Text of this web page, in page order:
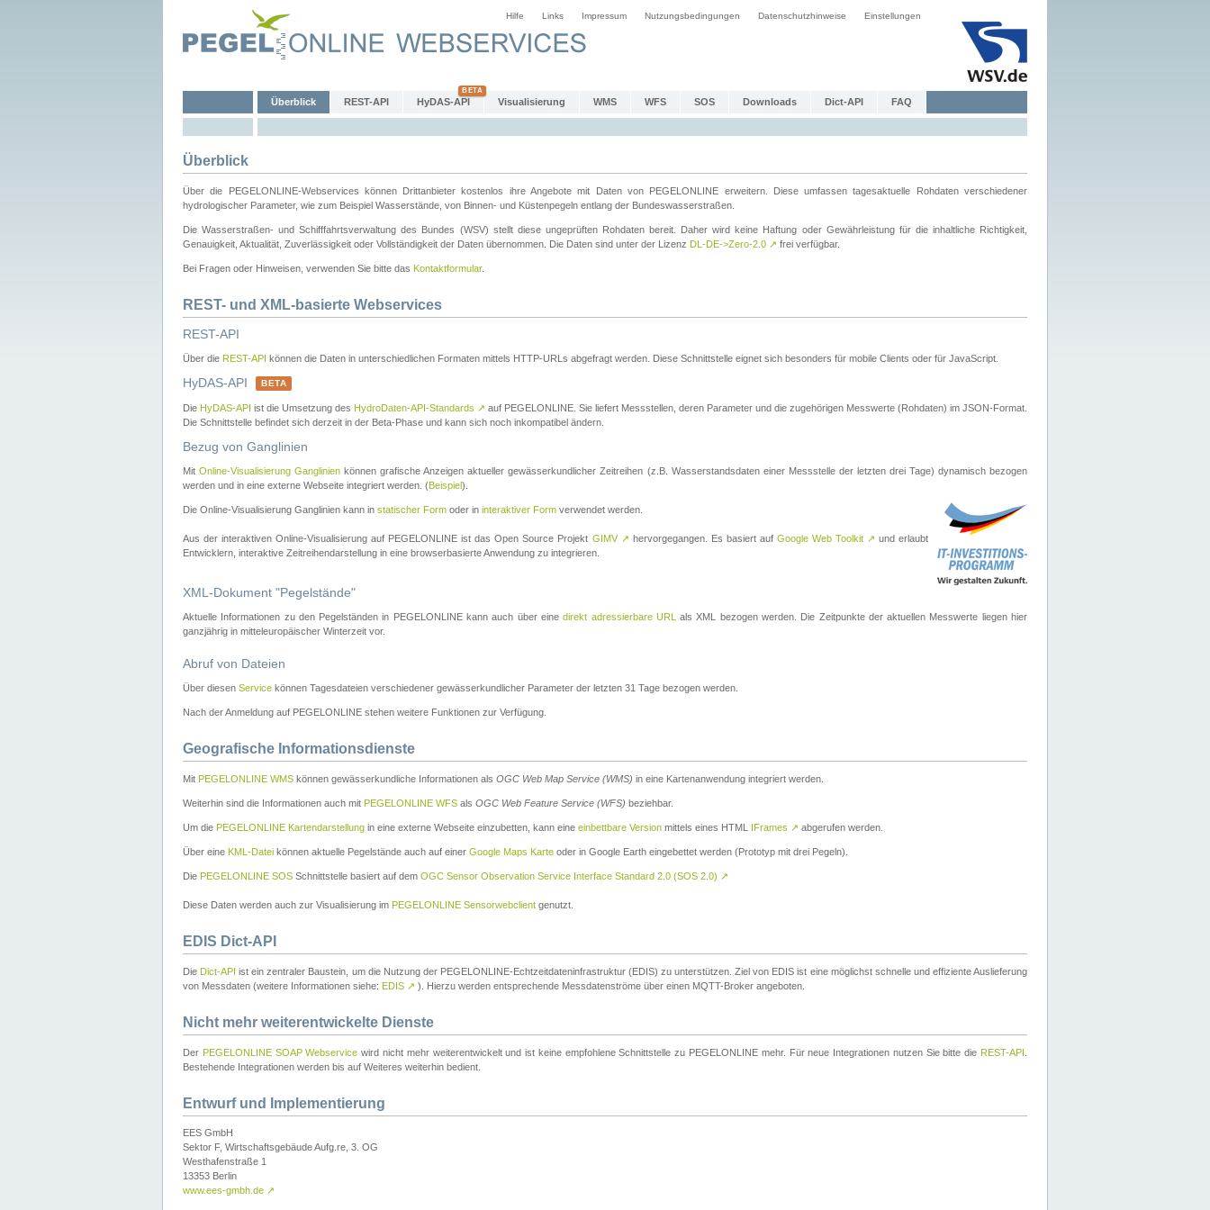
Hilfe Links Impressum Nutzungsbedingungen Datenschutzhinweise Einstellungen
Überblick REST-API HyDAS-API Visualisierung WMS WFS SOS Downloads Dict-API FAQ
Überblick
Über die PEGELONLINE-Webservices können Drittanbieter kostenlos ihre Angebote mit Daten von PEGELONLINE erweitern. Diese umfassen tagesaktuelle Rohdaten verschiedener
hydrologischer Parameter, wie zum Beispiel Wasserstände, von Binnen- und Küstenpegeln entlang der Bundeswasserstraßen.
Die Wasserstraßen- und Schifffahrtsverwaltung des Bundes (WSV) stellt diese ungeprüften Rohdaten bereit. Daher wird keine Haftung oder Gewährleistung für die inhaltliche Richtigkeit,
Genauigkeit, Aktualität, Zuverlässigkeit oder Vollständigkeit der Daten übernommen. Die Daten sind unter der Lizenz DL-DE->Zero-2.0 ↗ frei verfügbar.
Bei Fragen oder Hinweisen, verwenden Sie bitte das Kontaktformular.
REST- und XML-basierte Webservices
REST-API
Über die REST-API können die Daten in unterschiedlichen Formaten mittels HTTP-URLs abgefragt werden. Diese Schnittstelle eignet sich besonders für mobile Clients oder für JavaScript.
HyDAS-API BETA
Die HyDAS-API ist die Umsetzung des HydroDaten-API-Standards ↗ auf PEGELONLINE. Sie liefert Messstellen, deren Parameter und die zugehörigen Messwerte (Rohdaten) im JSON-Format.
Die Schnittstelle befindet sich derzeit in der Beta-Phase und kann sich noch inkompatibel ändern.
Bezug von Ganglinien
MitOnline-Visualisierung Ganglinien können grafische Anzeigen aktueller gewässerkundlicher Zeitreihen (z.B. Wasserstandsdaten einer Messstelle der letzten drei Tage) dynamisch bezogen
werden und in eine externe Webseite integriert werden. (Beispiel).
Die Online-Visualisierung Ganglinien kann in statischer Form oder in interaktiver Form verwendet werden.
Aus der interaktiven Online-Visualisierung auf PEGELONLINE ist das Open Source Projekt GIMV ↗ hervorgegangen. Es basiert auf Google Web Toolkit ↗ und erlaubt
Entwicklern, interaktive Zeitreihendarstellung in eine browserbasierte Anwendung zu integrieren.
XML-Dokument "Pegelstände"
Aktuelle Informationen zu den Pegelständen in PEGELONLINE kann auch über einedirekt adressierbare URL
als XML bezogen werden. Die Zeitpunkte der aktuellen Messwerte liegen hier
ganzjährig in mitteleuropäischer Winterzeit vor.
Abruf von Dateien
Über diesen Service können Tagesdateien verschiedener gewässerkundlicher Parameter der letzten 31 Tage bezogen werden.
Nach der Anmeldung auf PEGELONLINE stehen weitere Funktionen zur Verfügung.
Geografische Informationsdienste
Mit PEGELONLINE WMS können gewässerkundliche Informationen als OGC Web Map Service (WMS) in eine Kartenanwendung integriert werden.
Weiterhin sind die Informationen auch mit PEGELONLINE WFS als OGC Web Feature Service (WFS) beziehbar.
Um die PEGELONLINE Kartendarstellung in eine externe Webseite einzubetten, kann eine einbettbare Version mittels eines HTML IFrames ↗ abgerufen werden.
Über eine KML-Datei können aktuelle Pegelstände auch auf einer Google Maps Karte oder in Google Earth eingebettet werden (Prototyp mit drei Pegeln).
Die PEGELONLINE SOS Schnittstelle basiert auf dem OGC Sensor Observation Service Interface Standard 2.0 (SOS 2.0) ↗
Diese Daten werden auch zur Visualisierung im PEGELONLINE Sensorwebclient genutzt.
EDIS Dict-API
Die Dict-API ist ein zentraler Baustein, um die Nutzung der PEGELONLINE-Echtzeitdateninfrastruktur (EDIS) zu unterstützen. Ziel von EDIS ist eine möglichst schnelle und effiziente Auslieferung
von Messdaten (weitere Informationen siehe: EDIS ↗ ). Hierzu werden entsprechende Messdatenströme über einen MQTT-Broker angeboten.
Nicht mehr weiterentwickelte Dienste
Der PEGELONLINE SOAP Webservice wird nicht mehr weiterentwickelt und ist keine empfohlene Schnittstelle zu PEGELONLINE mehr. Für neue Integrationen nutzen Sie bitte die REST-API
Bestehende Integrationen werden bis auf Weiteres weiterhin bedient.
Entwurf und Implementierung
EES GmbH
Sektor F, Wirtschaftsgebäude Aufg.re, 3. OG
Westhafenstraße 1
13353 Berlin
www.ees-gmbh.de ↗